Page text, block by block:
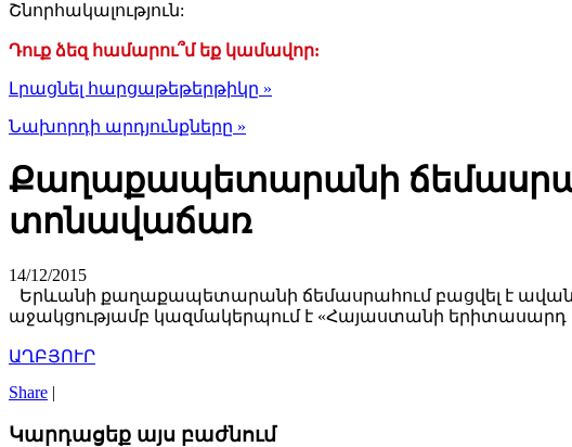
Շնորհակալություն:
Դուք ձեզ համարու՞մ եք կամավոր:
Լրացնել հարցաթեթերթիկը »
Նախորդի արդյունքները »
Քաղաքապետարանի
տոնավաճառ
14/12/2015
Երևանի քաղաքապետարանի ճեմասրահում բացվել է
աջակցությամբ կազմակերպում է «Հայաստանի
ԱՂԲՅՈՒՐ
Share |
Կարդացեք այս բաժնում